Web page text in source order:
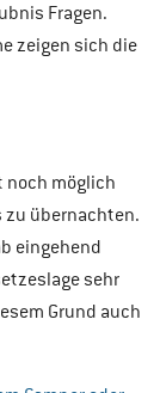
Fragen.
zeigen sich die
noch möglich
zu übernachten.
eingehend
sehr
Grund auch